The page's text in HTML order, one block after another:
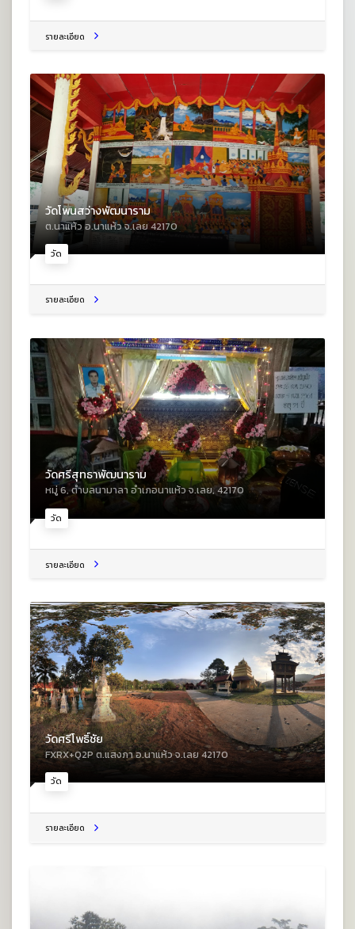
รายละเอียด
วัด
วัดโพนสว่างพัฒนาราม
ต.นาแห้ว อ.นาแห้ว จ.เลย 42170
รายละเอียด
วัด
วัดศรีสุทธาพัฒนาราม
หมู่ 6, ตําบลนามาลา อําเภอนาแห้ว จ.เลย, 42170
รายละเอียด
วัด
วัดศรีโพธิ์ชัย
FXRX+Q2P ต.แสงภา อ.นาแห้ว จ.เลย 42170
รายละเอียด